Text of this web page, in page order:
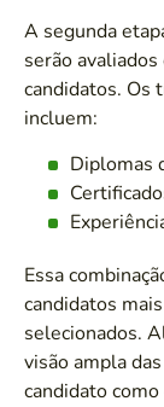
A segunda
serão
candidatos. Os
incluem:
Diplomas
Essa
candidatos
selecionados.
visão ampla
candidato